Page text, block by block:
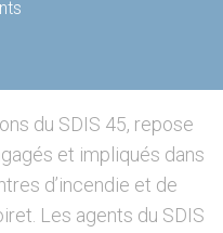
du SDIS 45, repose
et impliqués dans
d’incendie et de
Les agents du SDIS